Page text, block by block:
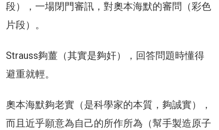
段），一場閉門審訊，對奧本海默的審問（彩色
片段）。
Strauss夠薑（其實是夠奸），回答問題時懂得
避重就輕。
奧本海默夠老實（是科學家的本質，夠誠實），
而且近乎願意為自己的所作所為（幫手製造原子